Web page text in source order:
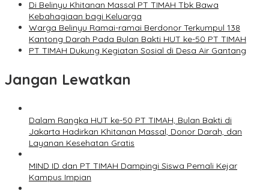
Di Belinyu Khitanan Massal PT TIMAH Tbk Bawa
Kebahagiaan bagi Keluarga
Warga Belinyu Ramai-ramai Berdonor Terkumpul 138
Kantong Darah Pada Bulan Bakti HUT ke-50 PT TIMAH
PT TIMAH Dukung Kegiatan Sosial di Desa Air Gantang
Jangan Lewatkan
Dalam Rangka HUT ke-50 PT TIMAH, Bulan Bakti di
Jakarta Hadirkan Khitanan Massal, Donor Darah, dan
Layanan Kesehatan Gratis
MIND ID dan PT TIMAH Dampingi Siswa Pemali Kejar
Kampus Impian